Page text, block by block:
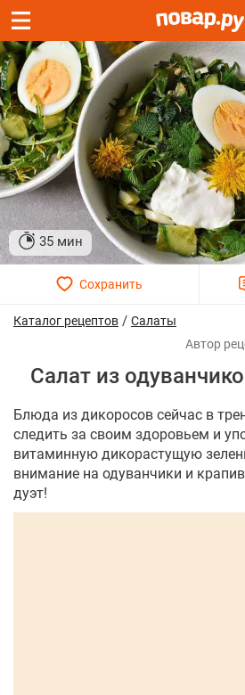
35 мин
Каталог рецептов / Салаты
Салат из
Блюда из дикоросов сейчас в
следить за своим здоровьем и
витаминную дикорастущую
внимание на одуванчики и
дуэт!